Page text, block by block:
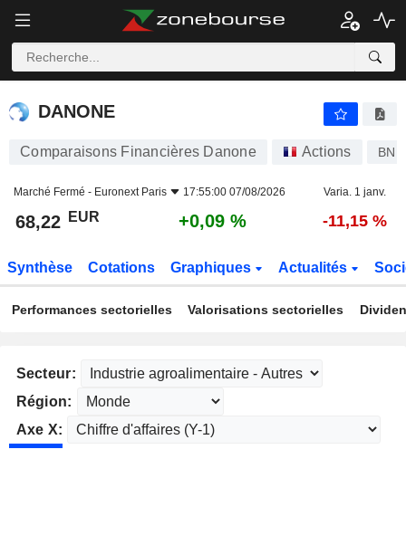
DANONE
DANONE
Comparaisons Financières Danone Actions BN
Marché Fermé - Euronext Paris 17:55:00 07/08/2026 Varia. 1 janv.
68,22 EUR +0,09 % -11,15 %
Synthèse Cotations Graphiques Actualités
Performances sectorielles Valorisations sectorielles
Secteur:
Région:
Axe X: